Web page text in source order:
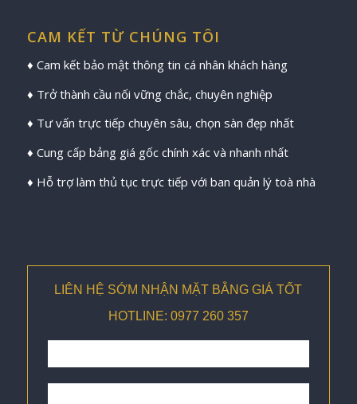
CAM KẾT TỪ CHÚNG TÔI
♦ Cam kết bảo mật thông tin cá nhân khách hàng
♦ Trở thành cầu nối vững chắc, chuyên nghiệp
♦ Tư vấn trực tiếp chuyên sâu, chọn sàn đẹp nhất
♦ Cung cấp bảng giá gốc chính xác và nhanh nhất
♦ Hỗ trợ làm thủ tục trực tiếp với ban quản lý toà nhà
LIÊN HỆ SỚM NHẬN MẶT BẰNG GIÁ TỐT
HOTLINE: 0977 260 357